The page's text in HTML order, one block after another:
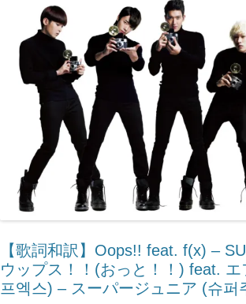
【歌詞和訳】Oops!! feat. ​f(x) –
ウップス！！(おっと！！) feat. エ
프엑스) – スーパージュニア (슈퍼